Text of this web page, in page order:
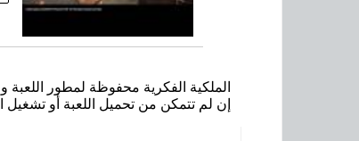
الملكية الفكرية محفوظة لمطور اللعبة
إن لم تتمكن من تحميل اللعبة أو تشغيل